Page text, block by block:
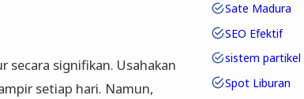
signifikan. Usahakan
setiap hari. Namun,
Sate Madura
SEO Efektif
sistem partikel
Spot Liburan